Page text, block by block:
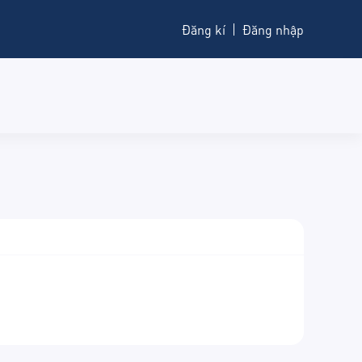
Đăng kí Đăng nhập